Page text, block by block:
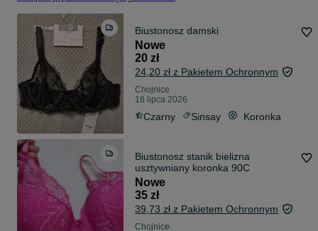
Biustonosz damski
Nowe
20 zł
24,20 zł z Pakietem Ochronnym
Chojnice
16 lipca 2026
Czarny Sinsay Koronka
Biustonosz stanik bielizna
usztywniany koronka 90C
Nowe
35 zł
39,73 zł z Pakietem Ochronnym
Chojnice